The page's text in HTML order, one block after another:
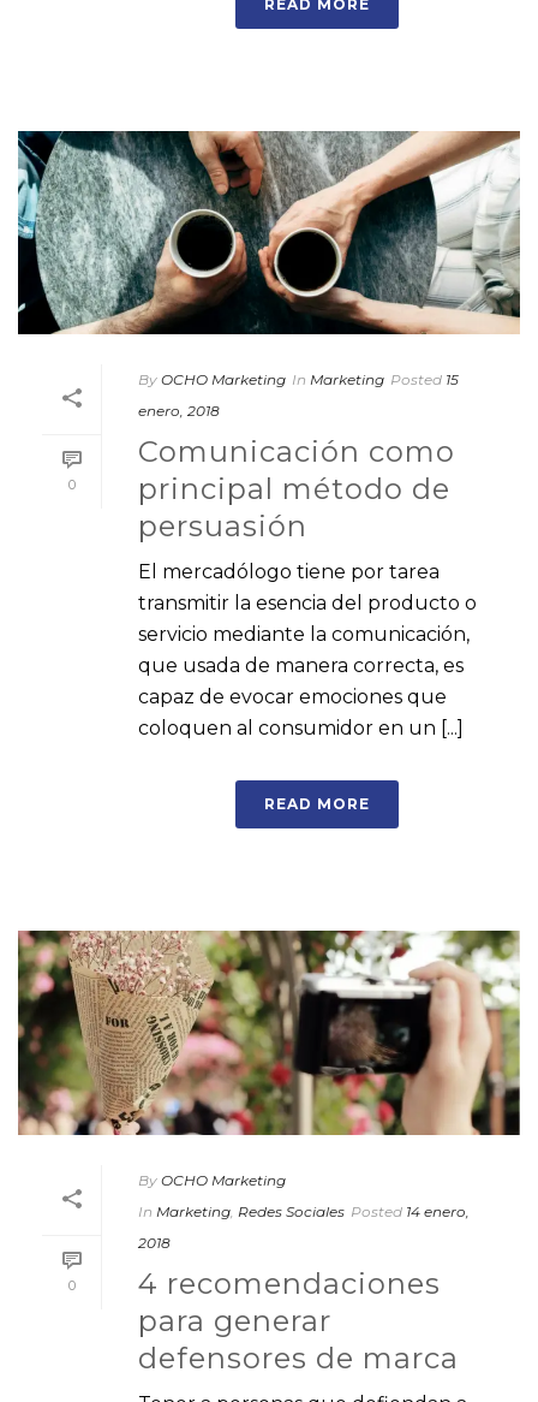
READ MORE
0
By OCHO Marketing In Marketing Posted 15
enero, 2018
Comunicación como
principal método de
persuasión
El mercadólogo tiene por tarea
transmitir la esencia del producto o
servicio mediante la comunicación,
que usada de manera correcta, es
capaz de evocar emociones que
coloquen al consumidor en un [...]
READ MORE
0
By OCHO Marketing
In Marketing, Redes Sociales Posted 14 enero,
2018
4 recomendaciones
para generar
defensores de marca